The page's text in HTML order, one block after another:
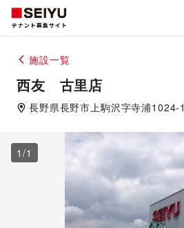
施設一覧
西友 古里店
長野県長野市上駒沢字寺浦1024-1
1 /1